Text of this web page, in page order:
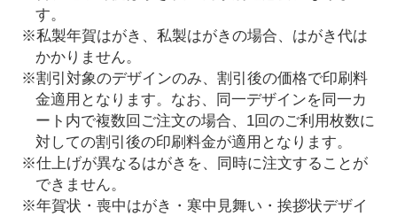
す。
※私製年賀はがき、私製はがきの場合、はがき代は
かかりません。
※割引対象のデザインのみ、割引後の価格で印刷料
金適用となります。なお、同一デザインを同一カ
ート内で複数回ご注文の場合、1回のご利用枚数に
対しての割引後の印刷料金が適用となります。
※仕上げが異なるはがきを、同時に注文することが
できません。
※年賀状・喪中はがき・寒中見舞い・挨拶状デザイ